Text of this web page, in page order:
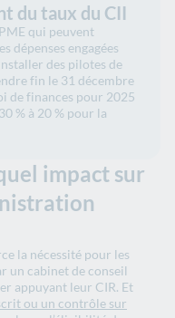
du taux du CII
qui peuvent
dépenses engagées
des pilotes de
fin le 31 décembre
de finances pour 2025
% à 20 % pour la
impact sur
la nécessité pour les
un cabinet de conseil
appuyant leur CIR. Et
ou un contrôle sur